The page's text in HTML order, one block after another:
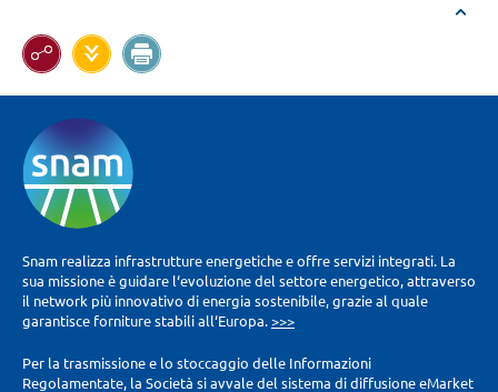
Snam realizza infrastrutture energetiche e offre servizi integrati. La
sua missione è guidare l‘evoluzione del settore energetico, attraverso
il network più innovativo di energia sostenibile, grazie al quale
garantisce forniture stabili all‘Europa. >>>
Per la trasmissione e lo stoccaggio delle Informazioni
Regolamentate, la Società si avvale del sistema di diffusione eMarket